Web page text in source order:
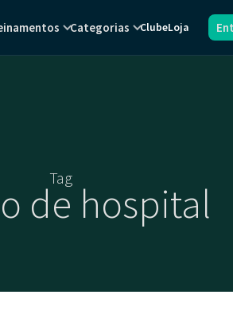
Categorias ClubeLoja
Tag
de hospital